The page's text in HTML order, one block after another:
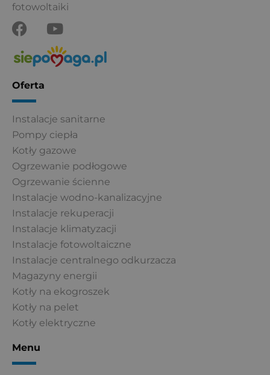
fotowoltaiki
F
a
c
e
b
o
k
Y
o
u
t
Oferta
Instalacje sanitarne
Pompy ciepła
Kotły gazowe
Ogrzewanie podłogowe
Ogrzewanie ścienne
Instalacje wodno-kanalizacyjne
Instalacje rekuperacji
Instalacje klimatyzacji
Instalacje fotowoltaiczne
Instalacje centralnego odkurzacza
Magazyny energii
Kotły na ekogroszek
Kotły na pelet
Kotły elektryczne
Menu